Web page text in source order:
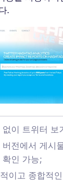
.
없이 트위터 보
버전에서 게시
확인 가능;
이고 종합적